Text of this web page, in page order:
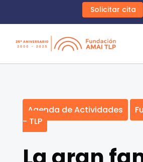
Solicitar cita
Agenda de Actividades
- TLP